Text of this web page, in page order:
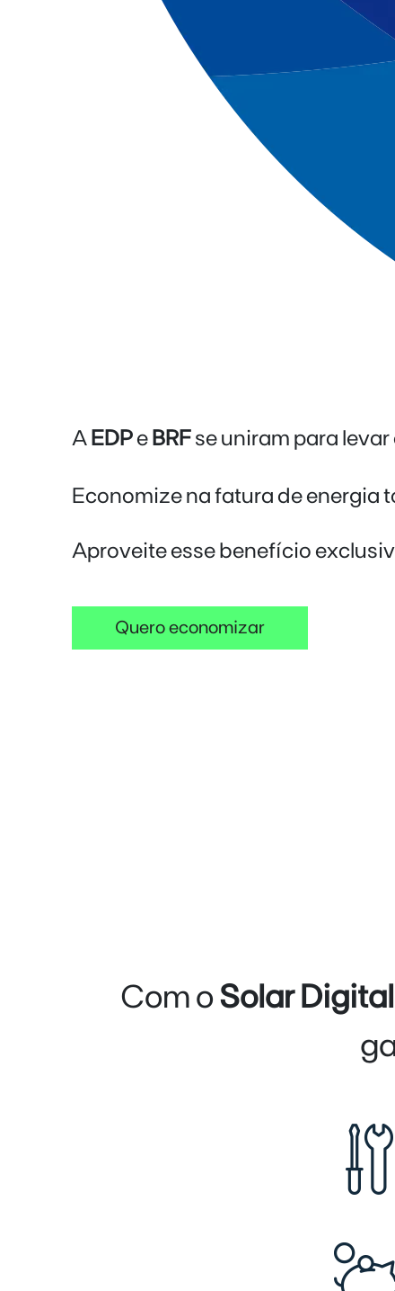
A EDP e BRF se uniram para
Economize na fatura de energia
Aproveite esse benefício
Quero economizar
Com o Solar